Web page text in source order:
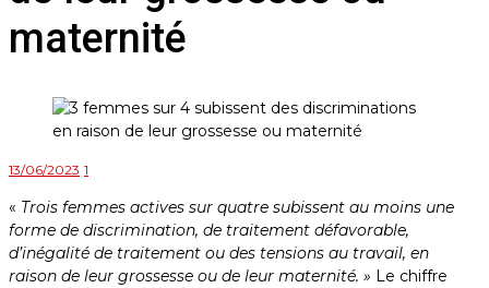
maternité
13/06/2023 1
« Trois femmes actives sur quatre subissent au moins une
forme de discrimination, de traitement défavorable,
d’inégalité de traitement ou des tensions au travail, en
raison de leur grossesse ou de leur maternité. » Le chiffre